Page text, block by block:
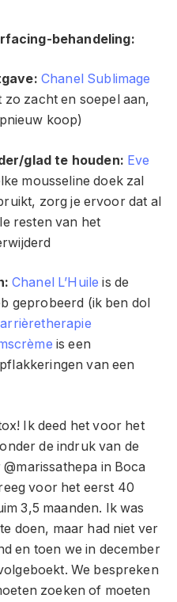
behandeling:
Chanel Sublimage
zo zacht en soepel aan,
koop)
glad te houden: Eve
mousseline doek zal
zorg je ervoor dat al
resten van het
Chanel L’Huile is de
geprobeerd (ik ben dol
is een
van een
Ik deed het voor het
de indruk van de
in Boca
voor het eerst 40
3,5 maanden. Ik was
doen, maar had niet ver
en toen we in december
We bespreken
zoeken of moeten